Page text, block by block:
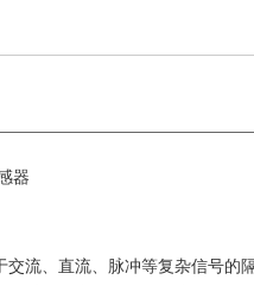
器
流、直流、脉冲等复杂信号的